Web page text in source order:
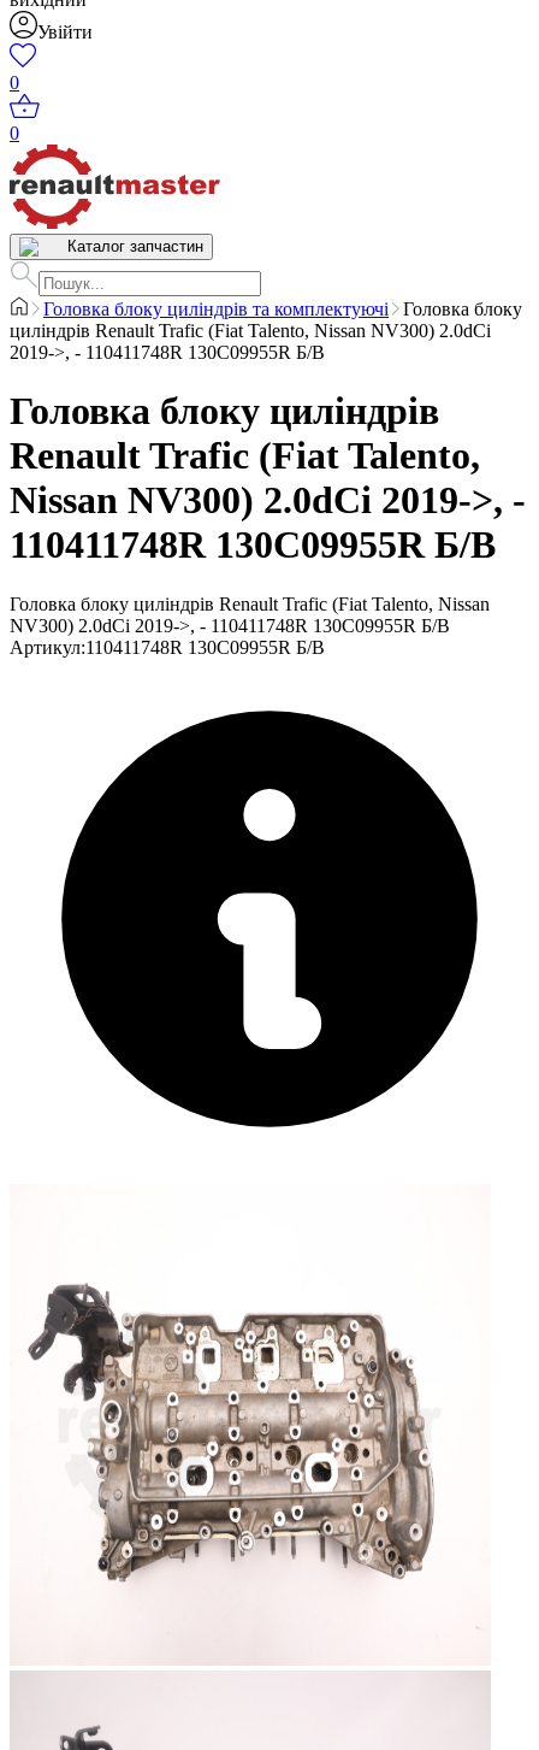
Увійти
0
0
Каталог запчастин
Головка блоку циліндрів та комплектуючі
Головка блоку
циліндрів Renault Trafic (Fiat Talento, Nissan NV300) 2.0dCi
2019->, - 110411748R 130C09955R Б/В
Головка блоку циліндрів
Renault Trafic (Fiat Talento,
Nissan NV300) 2.0dCi 2019->, -
110411748R 130C09955R Б/В
Головка блоку циліндрів Renault Trafic (Fiat Talento, Nissan
NV300) 2.0dCi 2019->, - 110411748R 130C09955R Б/В
Артикул:110411748R 130C09955R Б/В